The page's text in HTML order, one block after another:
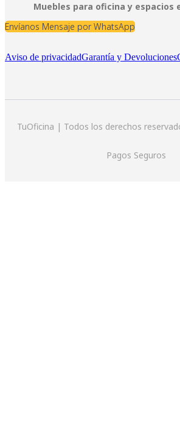
Muebles para oficina y espacios
Envíanos Mensaje por WhatsApp
Aviso de privacidadGarantía y Devoluciones
TuOficina | Todos los derechos
Pagos Seguros